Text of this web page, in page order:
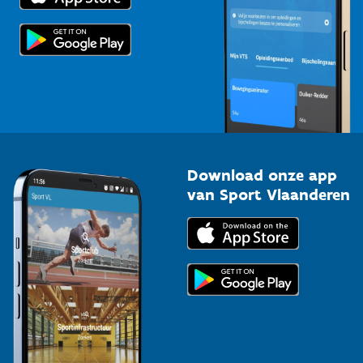
Topsporters
Download onze app
van Sport Vlaanderen